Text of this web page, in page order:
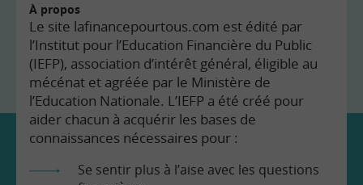
À propos
Le site lafinancepourtous.com est édité par
l’Institut pour l’Education Financière du Public
(IEFP), association d’intérêt général, éligible au
mécénat et agréée par le Ministère de
l’Education Nationale. L’IEFP a été créé pour
aider chacun à acquérir les bases de
connaissances nécessaires pour :
Se sentir plus à l’aise avec les questions